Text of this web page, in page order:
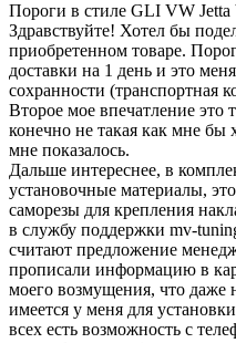
Пороги в стиле GLI VW
Здравствуйте! Хотел бы
приобретенном товаре.
доставки на 1 день и это
сохранности (транспортная
Второе мое впечатление это
конечно не такая как мне бы
мне показалось.
Дальше интереснее, в
установочные материалы,
саморезы для крепления
в службу поддержки mv-
считают предложение
прописали информацию в
моего возмущения, что даже
имеется у меня для
всех есть возможность с